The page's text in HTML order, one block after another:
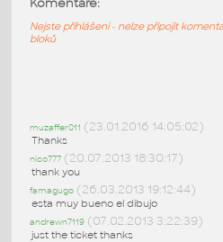
Odstředivé
Nejste přihlášeni - nelze připojit
bloků
muzaffer011 (23.01.2016 14:05:02)
Thanks
nico777 (20.07.2013 18:30:17)
thank you
famagugo (26.03.2013 19:12:44)
esta muy bueno el dibujo
andrewn7119 (07.02.2013 3:22:39)
just the ticket thanks